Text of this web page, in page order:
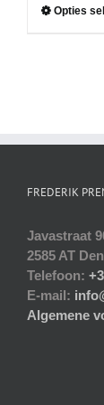
Opties
FREDERIK
Javastraat
2585 AT
Telefoon:
E-mail:
Algemene